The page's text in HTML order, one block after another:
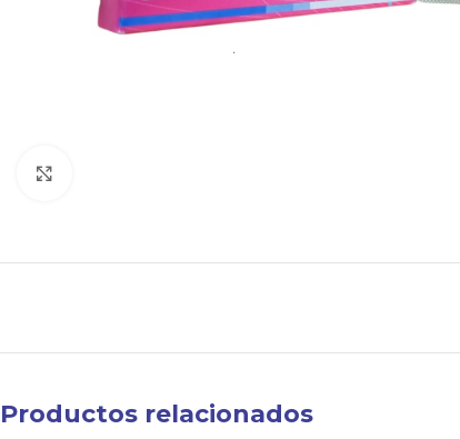
Productos relacionados